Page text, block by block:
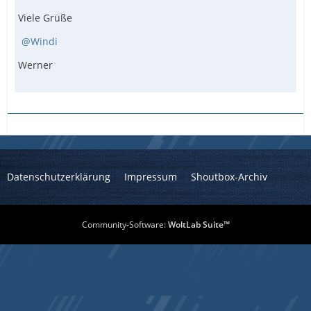
Viele Grüße
Windi
Werner
Datenschutzerklärung Impressum Shoutbox-Archiv
Community-Software:WoltLab Suite™